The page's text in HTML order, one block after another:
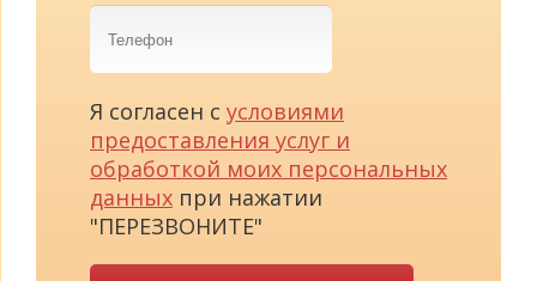
Телефон
Я согласен с условиями
предоставления услуг и
обработкой моих персональных
данных при нажатии
"ПЕРЕЗВОНИТЕ"